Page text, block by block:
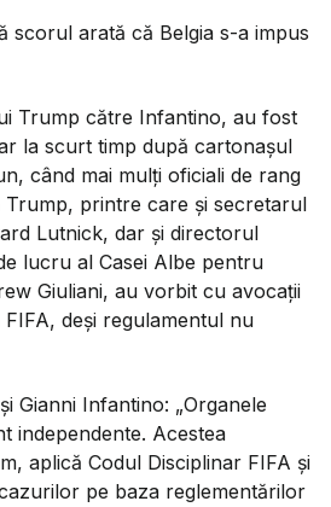
scorul arată că Belgia s-a impus
Trump către Infantino, au fost
la scurt timp după cartonașul
când mai mulți oficiali de rang
Trump, printre care și secretarul
Lutnick, dar și directorul
lucru al Casei Albe pentru
Giuliani, au vorbit cu avocații
deși regulamentul nu
Gianni Infantino: „Organele
independente. Acestea
aplică Codul Disciplinar FIFA și
pe baza reglementărilor